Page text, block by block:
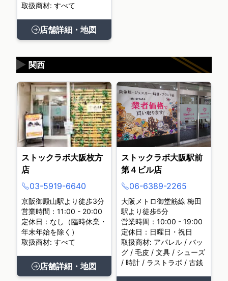
取扱商材: すべて
店舗詳細・地図
関西
▶
ストックラボ大阪枚方
店
03-5919-6640
京阪御殿山駅より徒歩3分
営業時間：11:00 - 20:00
定休日：なし（臨時休業・
年末年始を除く）
取扱商材: すべて
店舗詳細・地図
ストックラボ大阪駅前
第４ビル店
06-6389-2265
大阪メトロ御堂筋線 梅田
駅より徒歩5分
営業時間：10:00 - 19:00
定休日：日曜日・祝日
取扱商材: アパレル / バッ
グ / 毛皮 / 文具 / シューズ
/ 時計 / ラストラボ / 古銭